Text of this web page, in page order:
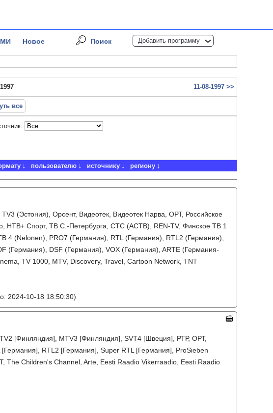
Новое Поиск Добавить программу
11-08-1997 >>
все
пользователю источнику региону
(Эстония), Орсент, Видеотек, Видеотек Нарва, ОРТ, Российское
Спорт, ТВ С.-Петербурга, СТС (АСТВ), REN-TV, Финское ТВ 1
4 (Nelonen), PRO7 (Германия), RTL (Германия), RTL2 (Германия),
(Германия), DSF (Германия), VOX (Германия), ARTE (Германия-
TV 1000, MTV, Discovery, Travel, Cartoon Network, TNT
2024-10-18 18:50:30)
[Финляндия], MTV3 [Финляндия], SVT4 [Швеция], РТР, ОРТ,
RTL2 [Германия], Super RTL [Германия], ProSieben
The Children's Channel, Arte, Eesti Raadio Vikerraadio, Eesti Raadio